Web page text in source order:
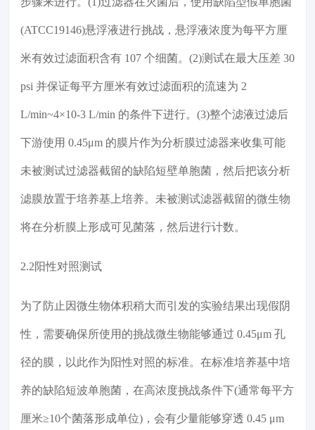
(ATCC19146)悬浮液进行挑战，悬浮液浓度为每平方厘
米有效过滤面积含有 107 个细菌。(2)测试在最大压差 30
psi 并保证每平方厘米有效过滤面积的流速为 2
L/min~4×10-3 L/min 的条件下进行。(3)整个滤液过滤后
下游使用 0.45μm 的膜片作为分析膜过滤器来收集可能
未被测试过滤器截留的缺陷短壁单胞菌，然后把该分析
滤膜放置于培养基上培养。未被测试滤器截留的微生物
将在分析膜上形成可见菌落，然后进行计数。
2.2阳性对照测试
为了防止因微生物体积稍大而引发的实验结果出现假阴
性，需要确保所使用的挑战微生物能够通过 0.45μm 孔
径的膜，以此作为阳性对照的标准。在标准培养基中培
养的缺陷短波单胞菌，在高浓度挑战条件下(通常每平方
厘米≥10个菌落形成单位)，会有少量能够穿透 0.45 μm